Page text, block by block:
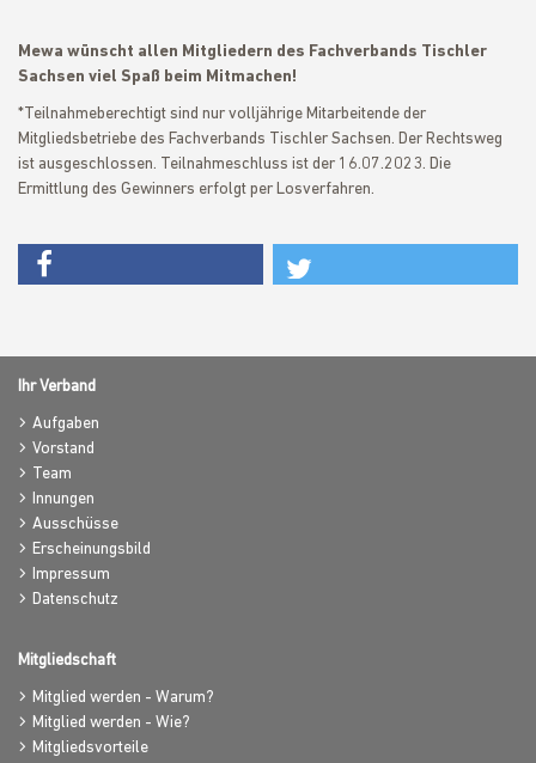
Mewa wünscht allen Mitgliedern des Fachverbands Tischler
Sachsen viel Spaß beim Mitmachen!
*Teilnahmeberechtigt sind nur volljährige Mitarbeitende der
Mitgliedsbetriebe des Fachverbands Tischler Sachsen. Der Rechtsweg
ist ausgeschlossen. Teilnahmeschluss ist der 16.07.2023. Die
Ermittlung des Gewinners erfolgt per Losverfahren.
Ihr Verband
Aufgaben
Vorstand
Team
Innungen
Ausschüsse
Erscheinungsbild
Impressum
Datenschutz
Mitgliedschaft
Mitglied werden - Warum?
Mitglied werden - Wie?
Mitgliedsvorteile